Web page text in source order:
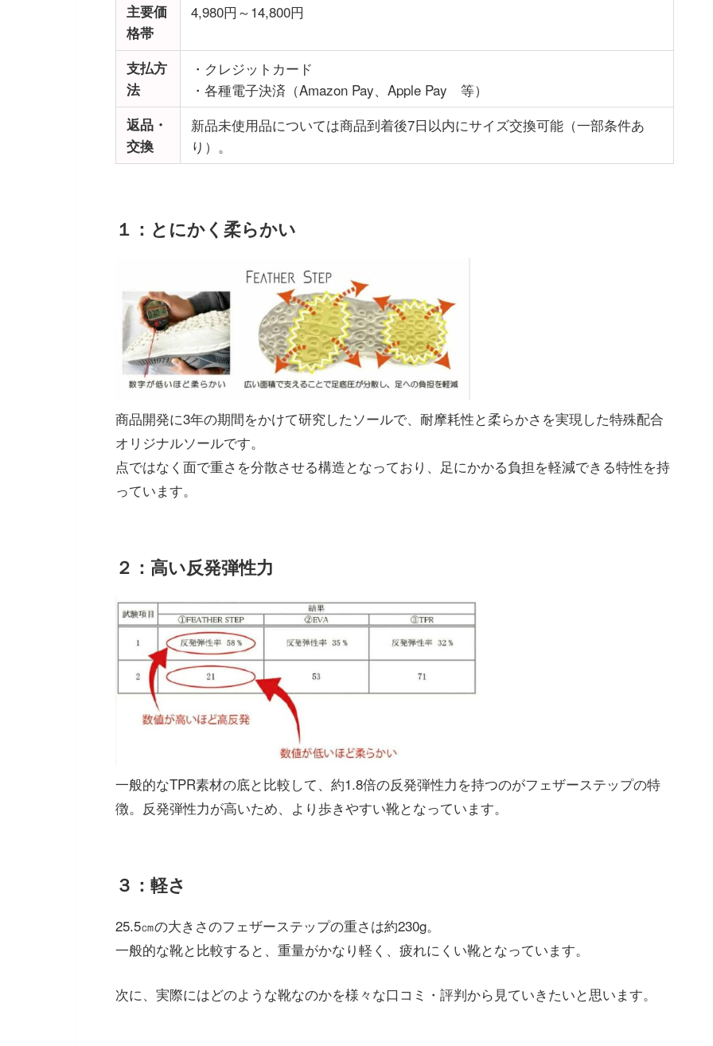
主要価
格帯
4,980円～14,800円
支払方
法
・クレジットカード
・各種電子決済（Amazon Pay、Apple Pay 等）
返品・
交換
新品未使用品については商品到着後7日以内にサイズ交換可能（一部条件あ
り）。
１：とにかく柔らかい
商品開発に3年の期間をかけて研究したソールで、耐摩耗性と柔らかさを実現した特殊配合
オリジナルソールです。
点ではなく面で重さを分散させる構造となっており、足にかかる負担を軽減できる特性を持
っています。
２：高い反発弾性力
一般的なTPR素材の底と比較して、約1.8倍の反発弾性力を持つのがフェザーステップの特
徴。反発弾性力が高いため、より歩きやすい靴となっています。
３：軽さ
25.5㎝の大きさのフェザーステップの重さは約230g。
一般的な靴と比較すると、重量がかなり軽く、疲れにくい靴となっています。
次に、実際にはどのような靴なのかを様々な口コミ・評判から見ていきたいと思います。